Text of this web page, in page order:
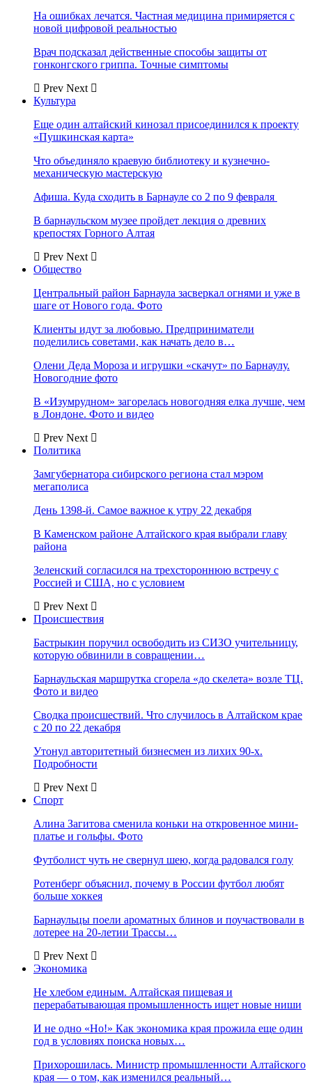
На ошибках лечатся. Частная медицина примиряется с
новой цифровой реальностью
Врач подсказал действенные способы защиты от
гонконгского гриппа. Точные симптомы
Prev Next
Культура
Еще один алтайский кинозал присоединился к проекту
«Пушкинская карта»
Что объединяло краевую библиотеку и кузнечно-
механическую мастерскую
Афиша. Куда сходить в Барнауле со 2 по 9 февраля
В барнаульском музее пройдет лекция о древних
крепостях Горного Алтая
Prev Next
Общество
Центральный район Барнаула засверкал огнями и уже в
шаге от Нового года. Фото
Клиенты идут за любовью. Предприниматели
поделились советами, как начать дело в…
Олени Деда Мороза и игрушки «скачут» по Барнаулу.
Новогодние фото
В «Изумрудном» загорелась новогодняя елка лучше, чем
в Лондоне. Фото и видео
Prev Next
Политика
Замгубернатора сибирского региона стал мэром
мегаполиса
День 1398-й. Самое важное к утру 22 декабря
В Каменском районе Алтайского края выбрали главу
района
Зеленский согласился на трехстороннюю встречу с
Россией и США, но с условием
Prev Next
Происшествия
Бастрыкин поручил освободить из СИЗО учительницу,
которую обвинили в совращении…
Барнаульская маршрутка сгорела «до скелета» возле ТЦ.
Фото и видео
Сводка происшествий. Что случилось в Алтайском крае
с 20 по 22 декабря
Утонул авторитетный бизнесмен из лихих 90-х.
Подробности
Prev Next
Спорт
Алина Загитова сменила коньки на откровенное мини-
платье и гольфы. Фото
Футболист чуть не свернул шею, когда радовался голу
Ротенберг объяснил, почему в России футбол любят
больше хоккея
Барнаульцы поели ароматных блинов и поучаствовали в
лотерее на 20-летии Трассы…
Prev Next
Экономика
Не хлебом единым. Алтайская пищевая и
перерабатывающая промышленность ищет новые ниши
И не одно «Но!» Как экономика края прожила еще один
год в условиях поиска новых…
Прихорошилась. Министр промышленности Алтайского
края — о том, как изменился реальный…